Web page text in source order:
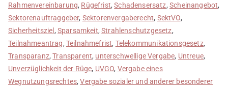
Rahmenvereinbarung, Rügefrist,Schadensersatz,Scheinangebot,
Sektorenauftraggeber, Sektorenvergaberecht, SektVO,
Sicherheitsziel , Sparsamkeit,Strahlenschutzgesetz,
Teilnahmeantrag, Teilnahmefrist, Telekommunikationsgesetz,
Transparanz,Transparent, unterschwellige Vergabe, Untreue,
Unverzüglichkeit der Rüge, UVGO, Vergabe eines
Wegnutzungsrechtes,Vergabe sozialer und anderer besonderer